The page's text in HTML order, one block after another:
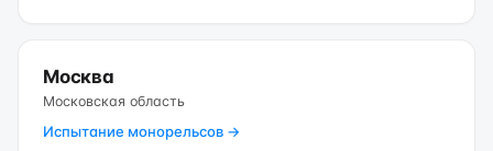
Москва
Московская область
Испытание монорельсов →